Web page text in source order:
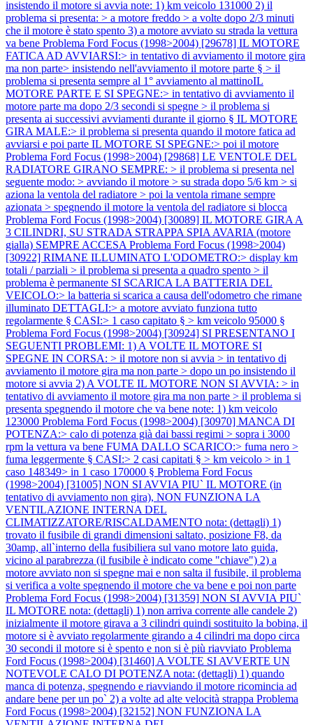
insistendo il motore si avvia note: 1) km veicolo 131000 2) il
problema si presenta: > a motore freddo > a volte dopo 2/3 minuti
che il motore è stato spento 3) a motore avviato su strada la vettura
va bene Problema Ford Focus (1998>2004) [29678] IL MOTORE
FATICA AD AVVIARSI:> in tentativo di avviamento il motore gira
ma non parte> insistendo nell'avviamento il motore parte § > il
problema si presenta sempre al 1° avviamento al mattinoIL
MOTORE PARTE E SI SPEGNE:> in tentativo di avviamento il
motore parte ma dopo 2/3 secondi si spegne > il problema si
presenta ai successivi avviamenti durante il giorno § IL MOTORE
GIRA MALE:> il problema si presenta quando il motore fatica ad
avviarsi e poi parte IL MOTORE SI SPEGNE:> poi il motore
Problema Ford Focus (1998>2004) [29868] LE VENTOLE DEL
RADIATORE GIRANO SEMPRE: > il problema si presenta nel
seguente modo: > avviando il motore > su strada dopo 5/6 km > si
aziona la ventola del radiatore > poi la ventola rimane sempre
azionata > spegnendo il motore la ventola del radiatore si blocca
Problema Ford Focus (1998>2004) [30089] IL MOTORE GIRA A
3 CILINDRI, SU STRADA STRAPPA SPIA AVARIA (motore
gialla) SEMPRE ACCESA Problema Ford Focus (1998>2004)
[30922] RIMANE ILLUMINATO L'ODOMETRO:> display km
totali / parziali > il problema si presenta a quadro spento > il
problema è permanente SI SCARICA LA BATTERIA DEL
VEICOLO:> la batteria si scarica a causa dell'odometro che rimane
illuminato DETTAGLI:> a motore avviato funziona tutto
regolarmente § CASI:> 1 caso capitato § > km veicolo 95000 §
Problema Ford Focus (1998>2004) [30924] SI PRESENTANO I
SEGUENTI PROBLEMI: 1) A VOLTE IL MOTORE SI
SPEGNE IN CORSA: > il motore non si avvia > in tentativo di
avviamento il motore gira ma non parte > dopo un po insistendo il
motore si avvia 2) A VOLTE IL MOTORE NON SI AVVIA: > in
tentativo di avviamento il motore gira ma non parte > il problema si
presenta spegnendo il motore che va bene note: 1) km veicolo
123000 Problema Ford Focus (1998>2004) [30970] MANCA DI
POTENZA:> calo di potenza già dai bassi regimi > sopra i 3000
rpm la vettura va bene FUMA DALLO SCARICO:> fuma nero >
fuma leggermente § CASI:> 2 casi capitati § > km veicolo > in 1
caso 148349> in 1 caso 170000 § Problema Ford Focus
(1998>2004) [31005] NON SI AVVIA PIU` IL MOTORE (in
tentativo di avviamento non gira), NON FUNZIONA LA
VENTILAZIONE INTERNA DEL
CLIMATIZZATORE/RISCALDAMENTO nota: (dettagli) 1)
trovato il fusibile di grandi dimensioni saltato, posizione F8, da
30amp, all`interno della fusibiliera sul vano motore lato guida,
vicino al parabrezza (il fusibile è indicato come "chiave") 2) a
motore avviato non si spegne mai e non salta il fusibile, il problema
si verifica a volte spegnendo il motore che va bene e poi non parte
Problema Ford Focus (1998>2004) [31359] NON SI AVVIA PIU`
IL MOTORE nota: (dettagli) 1) non arriva corrente alle candele 2)
inizialmente il motore girava a 3 cilindri quindi sostituito la bobina, il
motore si è avviato regolarmente girando a 4 cilindri ma dopo circa
30 secondi il motore si è spento e non si è più riavviato Problema
Ford Focus (1998>2004) [31460] A VOLTE SI AVVERTE UN
NOTEVOLE CALO DI POTENZA nota: (dettagli) 1) quando
manca di potenza, spegnendo e riavviando il motore ricomincia ad
andare bene per un po` 2) a volte ad alte velocità strappa Problema
Ford Focus (1998>2004) [32152] NON FUNZIONA LA